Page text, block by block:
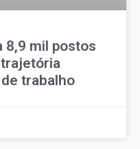
8,9 mil postos
trabalho